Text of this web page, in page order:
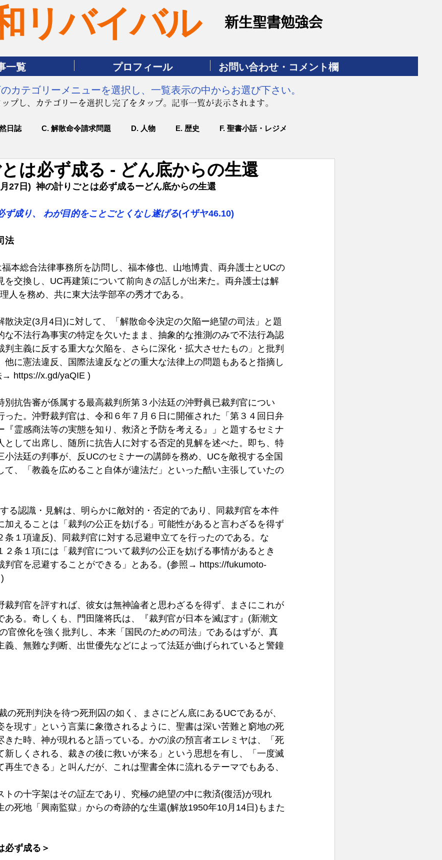
リバイバル ​新生聖書勉強会
一覧 プロフィール お問い合わせ・コメント欄
カテゴリーメニューを選択し、一覧表示の中からお選び下さい。
プし、カテゴリーを選択し完了をタップ。記事一覧が表示されます。
日誌 C. 解散命令請求問題 D. 人物 E. 歴史 F. 聖書小話・レジメ
は必ず成る - どん底からの生還
27日)  神の計りごとは必ず成るーどん底からの生還
ず成り、 わが目的をことごとくなし遂げる(イザヤ46.10)
法
本総合法律事務所を訪問し、福本修也、山地博貴、両弁護士とUCの
を交換し、UC再建策について前向きの話しが出来た。両弁護士は解
人を務め、共に東大法学部卒の秀才である。
散決定(3月4日)に対して、「解散命令決定の欠陥ー絶望の司法」と題
な不法行為事実の特定を欠いたまま、抽象的な推測のみで不法行為認
判主義に反する重大な欠陥を、さらに深化・拡大させたもの」と批判
他に憲法違反、国際法違反などの重大な法律上の問題もあると指摘し
→ https://x.gd/yaQIE )
別抗告審が係属する最高裁判所第３小法廷の沖野眞已裁判官につい
った。沖野裁判官は、令和６年７月６日に開催された「第３４回日弁
『霊感商法等の実態を知り、救済と予防を考える』」と題するセミナ
として出席し、随所に抗告人に対する否定的見解を述べた。即ち、特
小法廷の判事が、反UCのセミナーの講師を務め、UCを敵視する全国
て、「教義を広めること自体が違法だ」といった酷い主張していたの
る認識・見解は、明らかに敵対的・否定的であり、同裁判官を本件
加えることは「裁判の公正を妨げる」可能性があると言わざるを得ず
条１項違反)、同裁判官に対する忌避申立てを行ったのである。な
２条１項には「裁判官について裁判の公正を妨げる事情があるとき
判官を忌避することができる」とある。(参照→ https://fukumoto-
)
裁判官を評すれば、彼女は無神論者と思わざるを得ず、まさにこれが
ある。奇しくも、門田隆将氏は、『裁判官が日本を滅ぼす』(新潮文
官僚化を強く批判し、本来「国民のための司法」であるはずが、真
義、無難な判断、出世優先などによって法廷が曲げられていると警鐘
の死刑判決を待つ死刑囚の如く、まさにどん底にあるUCであるが、
を現す」という言葉に象徴されるように、聖書は深い苦難と窮地の死
きた時、神が現れると語っている。かの涙の預言者エレミヤは、「死
新しくされる、裁きの後に救いが来る」という思想を有し、「一度滅
再生できる」と叫んだが、これは聖書全体に流れるテーマでもある、
トの十字架はその証左であり、究極の絶望の中に救済(復活)が現れ
の死地「興南監獄」からの奇跡的な生還(解放1950年10月14日)もまた
必ず成る＞